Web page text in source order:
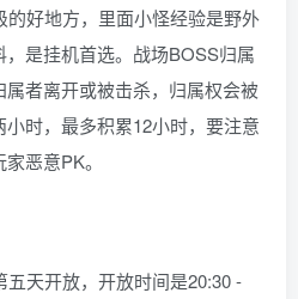
好地方，里面小怪经验是野外
是挂机首选。战场BOSS归属
者离开或被击杀，归属权会被
时，最多积累12小时，要注意
恶意PK。
天开放，开放时间是20:30 -